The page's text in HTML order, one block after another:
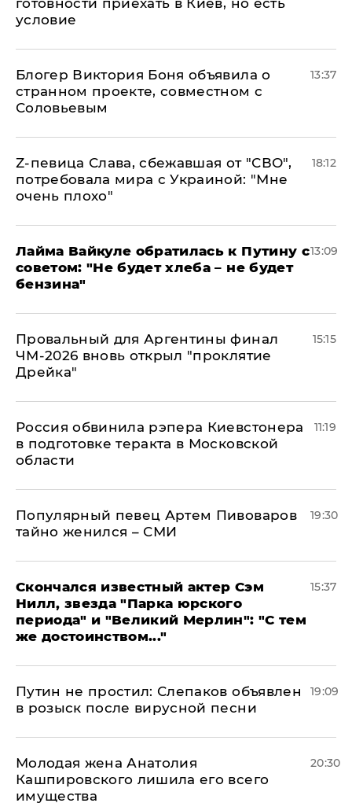
готовности приехать в Киев, но есть
условие
Блогер Виктория Боня объявила о
странном проекте, совместном с
Соловьевым
13:37
Z-певица Слава, сбежавшая от "СВО",
потребовала мира с Украиной: "Мне
очень плохо"
18:12
Лайма Вайкуле обратилась к Путину с
советом: "Не будет хлеба – не будет
бензина"
13:09
Провальный для Аргентины финал
ЧМ-2026 вновь открыл "проклятие
Дрейка"
15:15
Россия обвинила рэпера Киевстонера
в подготовке теракта в Московской
области
11:19
Популярный певец Артем Пивоваров
тайно женился – СМИ
19:30
Скончался известный актер Сэм
Нилл, звезда "Парка юрского
периода" и "Великий Мерлин": "С тем
же достоинством..."
15:37
Путин не простил: Слепаков объявлен
в розыск после вирусной песни
19:09
Молодая жена Анатолия
Кашпировского лишила его всего
имущества
20:30